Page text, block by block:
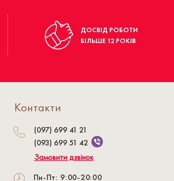
ДОСВІД РОБОТИ
БІЛЬШЕ 12 РОКІВ
Контакти
(097) 699 41 21
(093) 699 51 42
Замовити дзвінок
Пн-Пт: 9:00-20:00